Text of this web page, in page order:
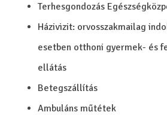
Terhesgondozás
Házivizit: orvosszakmailag
esetben otthoni gyermek- és
ellátás
Betegszállítás
Ambuláns műtétek